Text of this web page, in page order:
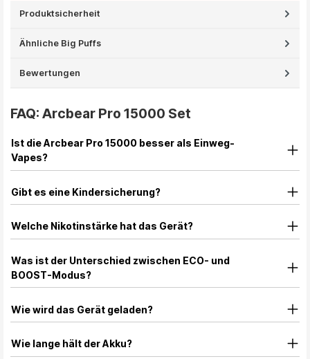
Produktsicherheit
Ähnliche Big Puffs
Bewertungen
FAQ: Arcbear Pro 15000 Set
Ist die Arcbear Pro 15000 besser als Einweg-
Vapes?
Gibt es eine Kindersicherung?
Welche Nikotinstärke hat das Gerät?
Was ist der Unterschied zwischen ECO- und
BOOST-Modus?
Wie wird das Gerät geladen?
Wie lange hält der Akku?